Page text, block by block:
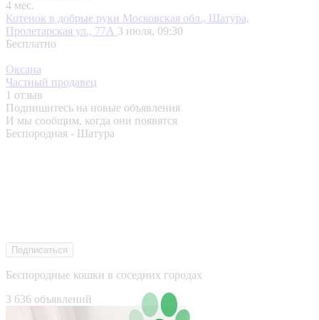
4 мес.
Котенок в добрые руки Московская обл., Шатура,
Пролетарская ул., 77А 3 июля, 09:30
Бесплатно
Оксана
Частный продавец
1 отзыв
Подпишитесь на новые объявления
И мы сообщим, когда они появятся
Беспородная - Шатура
Подписаться
Беспородные кошки в соседних городах
3 636 объявлений